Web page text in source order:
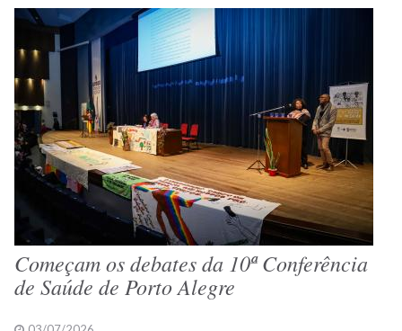
Começam os debates da 10ª Conferência
de Saúde de Porto Alegre